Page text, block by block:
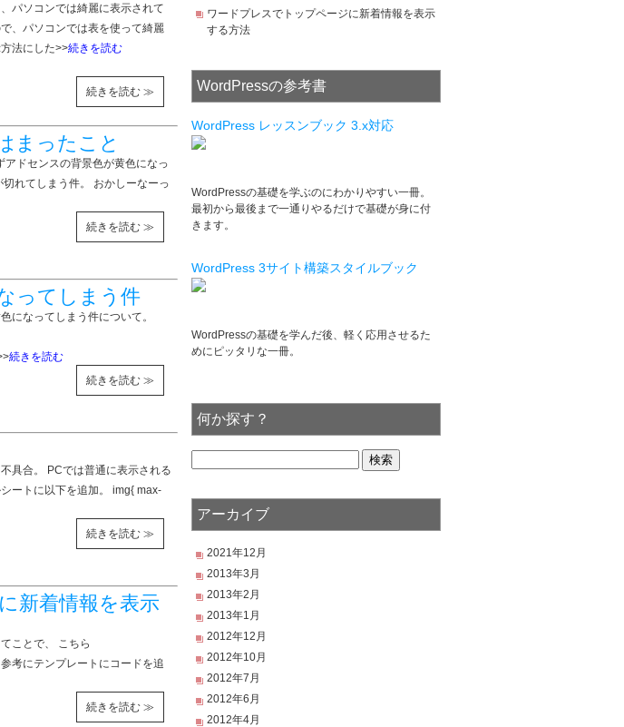
パソコンでは綺麗に表示されて
、パソコンでは表を使って綺麗
法にした>>続きを読む
続きを読む ≫
まったこと
ドセンスの背景色が黄色になっ
れてしまう件。 おかしーなーっ
続きを読む ≫
ってしまう件
になってしまう件について。
続きを読む
続きを読む ≫
具合。 PCでは普通に表示される
ートに以下を追加。 img{ max-
続きを読む ≫
新着情報を表示
ことで、 こちら
考にテンプレートにコードを追
続きを読む ≫
ワードプレスでトップページに新着情報を表示
する方法
WordPressの参考書
WordPress レッスンブック 3.x対応
WordPressの基礎を学ぶのにわかりやすい一冊。
最初から最後まで一通りやるだけで基礎が身に付
きます。
WordPress 3サイト構築スタイルブック
WordPressの基礎を学んだ後、軽く応用させるた
めにピッタリな一冊。
何か探す？
アーカイブ
2021年12月
2013年3月
2013年2月
2013年1月
2012年12月
2012年10月
2012年7月
2012年6月
2012年4月